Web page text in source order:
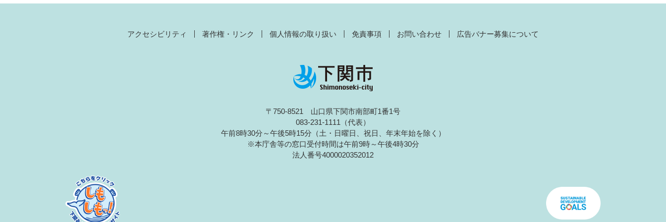
アクセシビリティ 著作権・リンク 個人情報の取り扱い 免責事項 お問い合わせ 広告バナー募集について
〒750-8521 山口県下関市南部町1番1号
083-231-1111（代表）
午前8時30分～午後5時15分（土・日曜日、祝日、年末年始を除く）
※本庁舎等の窓口受付時間は午前9時～午後4時30分
法人番号4000020352012